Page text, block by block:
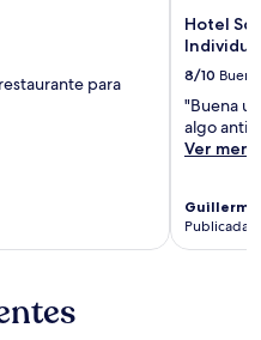
para
Hotel
8/10 Bueno
"Buena
algo
Ver
Guillermo
Publicada